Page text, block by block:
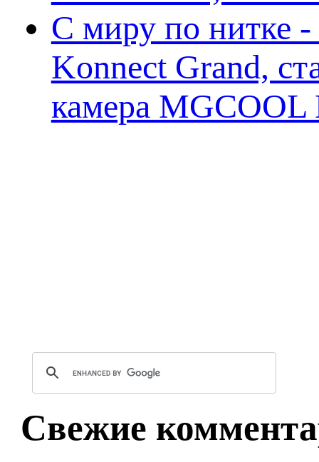
С миру по нитке -
Konnect Grand,
камера MGCOOL
Свежие